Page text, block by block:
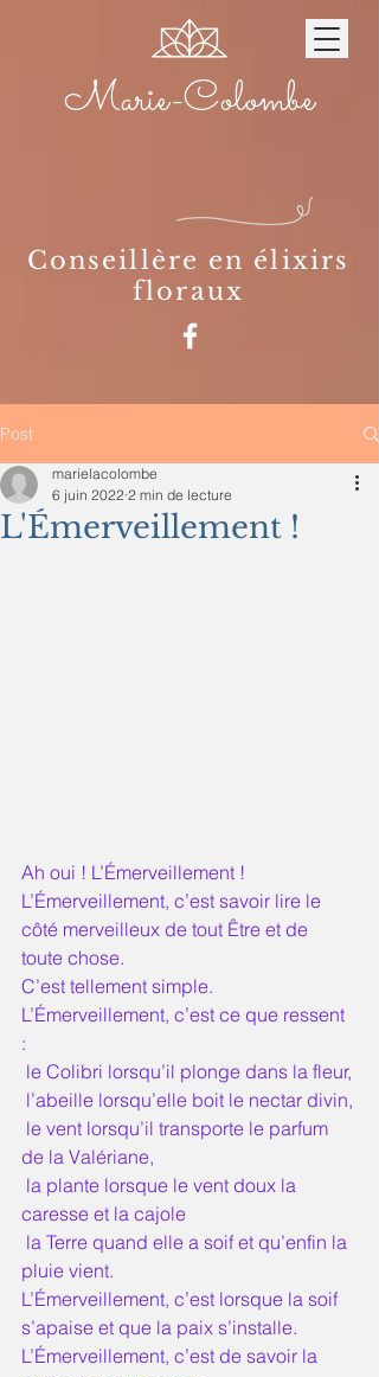
Marie-Colombe
Conseillère en élixirs
floraux
Post
L'Émerveillement !
marielacolombe
6 juin 2022 2 min de lecture
Ah oui ! L’Émerveillement !
L’Émerveillement, c’est savoir lire le
côté merveilleux de tout Être et de
toute chose.
C’est tellement simple.
L’Émerveillement, c’est ce que ressent
:
 le Colibri lorsqu’il plonge dans la fleur,
 l’abeille lorsqu’elle boit le nectar divin,
 le vent lorsqu’il transporte le parfum
de la Valériane,
 la plante lorsque le vent doux la
caresse et la cajole
 la Terre quand elle a soif et qu’enfin la
pluie vient.
L’Émerveillement, c’est lorsque la soif
s’apaise et que la paix s’installe.
L’Émerveillement, c’est de savoir la